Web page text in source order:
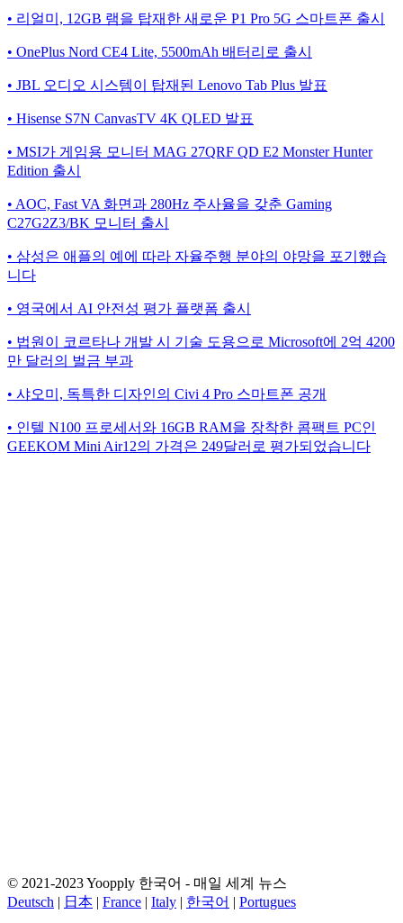
• 리얼미, 12GB 램을 탑재한 새로운 P1 Pro 5G 스마트폰 출시
• OnePlus Nord CE4 Lite, 5500mAh 배터리로 출시
• JBL 오디오 시스템이 탑재된 Lenovo Tab Plus 발표
• Hisense S7N CanvasTV 4K QLED 발표
• MSI가 게임용 모니터 MAG 27QRF QD E2 Monster Hunter
Edition 출시
• AOC, Fast VA 화면과 280Hz 주사율을 갖춘 Gaming
C27G2Z3/BK 모니터 출시
• 삼성은 애플의 예에 따라 자율주행 분야의 야망을 포기했습
니다
• 영국에서 AI 안전성 평가 플랫폼 출시
• 법원이 코르타나 개발 시 기술 도용으로 Microsoft에 2억 4200
만 달러의 벌금 부과
• 샤오미, 독특한 디자인의 Civi 4 Pro 스마트폰 공개
• 인텔 N100 프로세서와 16GB RAM을 장착한 콤팩트 PC인
GEEKOM Mini Air12의 가격은 249달러로 평가되었습니다
© 2021-2023 Yoopply 한국어 - 매일 세계 뉴스
Deutsch | 日本 | France | Italy | 한국어 | Portugues